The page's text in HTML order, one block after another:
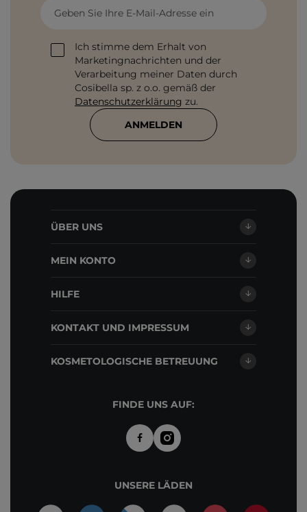
Geben Sie Ihre E-Mail-Adresse ein
Ich stimme dem Erhalt von
Marketingnachrichten und der
Verarbeitung meiner Daten durch
Cosibella sp. z o.o. gemäß der
Datenschutzerklärung zu.
ANMELDEN
ÜBER UNS
MEIN KONTO
HILFE
KONTAKT UND IMPRESSUM
KOSMETOLOGISCHE BETREUUNG
FINDE UNS AUF:
UNSERE LÄDEN